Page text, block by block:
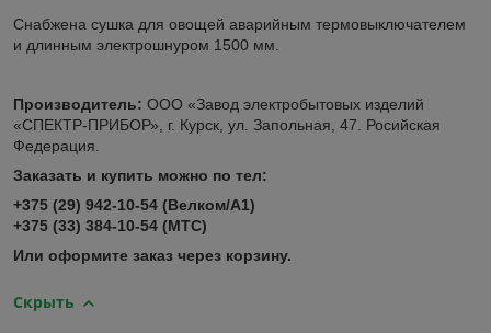
Снабжена сушка для овощей аварийным термовыключателем
и длинным электрошнуром 1500 мм.
Производитель: ООО «Завод электробытовых изделий
«СПЕКТР-ПРИБОР», г. Курск, ул. Запольная, 47. Росийская
Федерация.
Заказать и купить можно по тел:
+375 (29) 942-10-54 (Велком/А1)
+375 (33) 384-10-54 (МТС)
Или оформите заказ через корзину.
Скрыть